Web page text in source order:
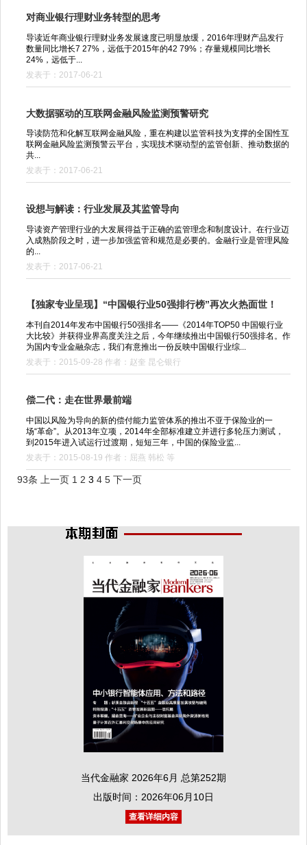
对商业银行理财业务转型的思考
导读近年商业银行理财业务发展速度已明显放缓，2016年理财产品发行
数量同比增长7 27%，远低于2015年的42 79%；存量规模同比增长
24%，远低于...
发表于：2017-06-21
大数据驱动的互联网金融风险监测预警研究
导读防范和化解互联网金融风险，重在构建以监管科技为支撑的全国性互
联网金融风险监测预警云平台，实现技术驱动型的监管创新、推动数据的
共...
发表于：2017-06-21
设想与解读：行业发展及其监管导向
导读资产管理行业的大发展得益于正确的监管理念和制度设计。在行业迈
入成熟阶段之时，进一步加强监管和规范是必要的。金融行业是管理风险
的...
发表于：2017-06-21
【独家专业呈现】“中国银行业50强排行榜”再次火热面世！
本刊自2014年发布中国银行50强排名——《2014年TOP50 中国银行业
大比较》并获得业界高度关注之后，今年继续推出中国银行50强排名。作
为国内专业金融杂志，我们有意推出一份反映中国银行业综...
发表于：2015-09-28 作者：赵奎 昆仑银行
偿二代：走在世界最前端
中国以风险为导向的新的偿付能力监管体系的推出不亚于保险业的一
场“革命”。从2013年立项，2014年全部标准建立并进行多轮压力测试，
到2015年进入试运行过渡期，短短三年，中国的保险业监...
发表于：2015-08-19 作者：屈燕 韩松 等
93条 上一页 1 2 3 4 5 下一页
当代金融家 2026年6月 总第252期
出版时间：2026年06月10日
查看详细内容